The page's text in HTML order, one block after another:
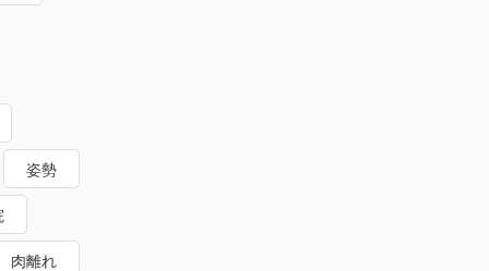
姿勢
肉離れ